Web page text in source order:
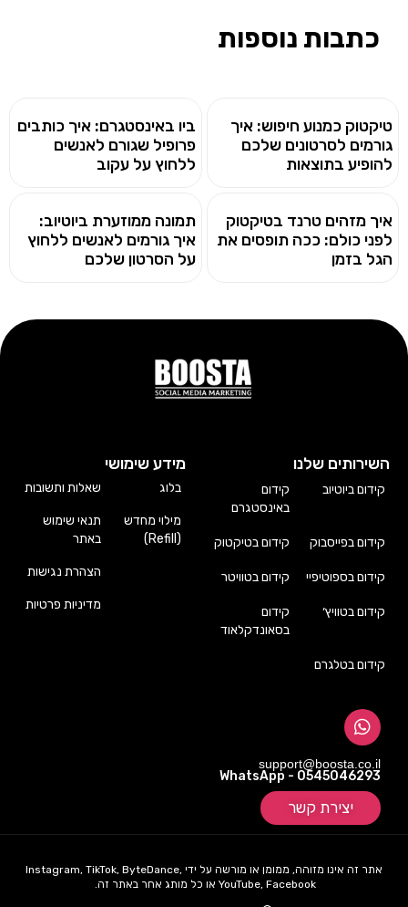
כתבות נוספות
טיקטוק כמנוע חיפוש: איך
גורמים לסרטונים שלכם
להופיע בתוצאות
ביו באינסטגרם: איך כותבים
פרופיל שגורם לאנשים
ללחוץ על עקוב
איך מזהים טרנד בטיקטוק
לפני כולם: ככה תופסים את
הגל בזמן
תמונה ממוזערת ביוטיוב:
איך גורמים לאנשים ללחוץ
על הסרטון שלכם
השירותים שלנו
קידום ביוטיוב
קידום
באינסטגרם
קידום בפייסבוק קידום בטיקטוק
קידום בספוטיפיי קידום בטוויטר
קידום בטוויץ׳
קידום
בסאונדקלאוד
קידום בטלגרם
מידע שימושי
בלוג
מילוי מחדש
(Refill)
שאלות ותשובות
תנאי שימוש
באתר
הצהרת נגישות
מדיניות פרטיות
support@boosta.co.il
WhatsApp - 0545046293
יצירת קשר
אתר זה אינו מזוהה, ממומן או מורשה על ידי Instagram, TikTok, ByteDance,
YouTube, Facebook או כל מותג אחר באתר זה.